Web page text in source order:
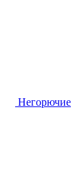
Негорючие